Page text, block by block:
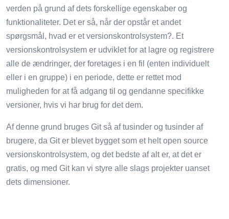
verden på grund af dets forskellige egenskaber og
funktionaliteter. Det er så, når der opstår et andet
spørgsmål, hvad er et versionskontrolsystem?. Et
versionskontrolsystem er udviklet for at lagre og registrere
alle de ændringer, der foretages i en fil (enten individuelt
eller i en gruppe) i en periode, dette er rettet mod
muligheden for at få adgang til og gendanne specifikke
versioner, hvis vi har brug for det dem.
Af denne grund bruges Git så af tusinder og tusinder af
brugere, da Git er blevet bygget som et helt open source
versionskontrolsystem, og det bedste af alt er, at det er
gratis, og med Git kan vi styre alle slags projekter uanset
dets dimensioner.